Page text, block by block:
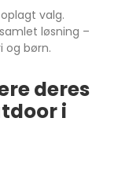
valg.
løsning –
og børn.
deres
i